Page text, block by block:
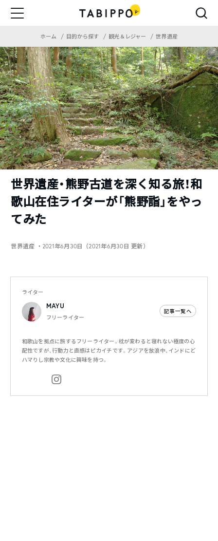
ホーム 目的から探す 観光＆レジャー 世界遺産
世界遺産・熊野古道を深く知る旅！和
歌山在住ライターが「熊野詣」をやっ
てみた
世界遺産 ・2021年6月30日（2021年6月30日 更新）
ライター
MAYU
フリーライター
記事一覧へ
和歌山を拠点に旅するフリーライター。枕が変わると寝れない極度の心
配性ですが、行動力と直感はピカイチです。アジアを放浪中、インドにど
ハマりし宗教や文化に興味を持つ。